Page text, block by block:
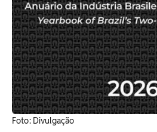
Foto: Divulgação